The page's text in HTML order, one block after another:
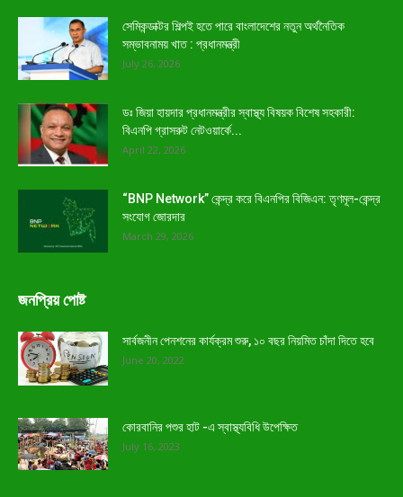
সেমিকন্ডাক্টর শিল্পই হতে পারে বাংলাদেশের নতুন অর্থনৈতিক
সম্ভাবনাময় খাত : প্রধানমন্ত্রী
July 26, 2026
ডঃ জিয়া হায়দার প্রধানমন্ত্রীর স্বাস্থ্য বিষয়ক বিশেষ সহকারী:
বিএনপি গ্রাসরুট নেটওয়ার্কে...
April 22, 2026
“BNP Network” কেন্দ্র করে বিএনপির বিজিএন: তৃণমূল-কেন্দ্র
সংযোগ জোরদার
March 29, 2026
জনপ্রিয় পোষ্ট
সার্বজনীন পেনশনের কার্যক্রম শুরু, ১০ বছর নিয়মিত চাঁদা দিতে হবে
June 20, 2022
কোরবানির পশুর হাট -এ স্বাস্থ্যবিধি উপেক্ষিত
July 16, 2023